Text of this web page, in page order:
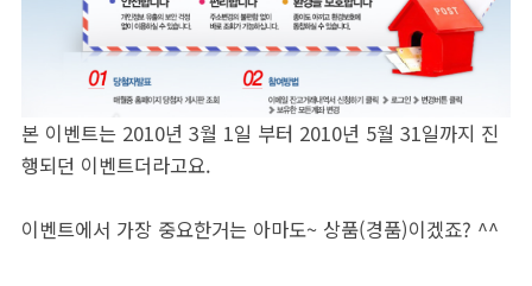
본 이벤트는 2010년 3월 1일 부터 2010년 5월 31일까지 진
행되던 이벤트더라고요.
이벤트에서 가장 중요한거는 아마도~ 상품(경품)이겠죠? ^^